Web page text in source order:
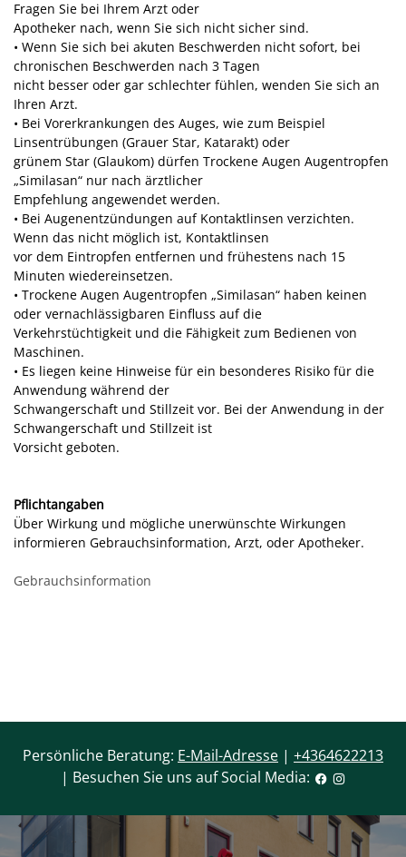
Fragen Sie bei Ihrem Arzt oder
Apotheker nach, wenn Sie sich nicht sicher sind.
• Wenn Sie sich bei akuten Beschwerden nicht sofort, bei
chronischen Beschwerden nach 3 Tagen
nicht besser oder gar schlechter fühlen, wenden Sie sich an
Ihren Arzt.
• Bei Vorerkrankungen des Auges, wie zum Beispiel
Linsentrübungen (Grauer Star, Katarakt) oder
grünem Star (Glaukom) dürfen Trockene Augen Augentropfen
„Similasan“ nur nach ärztlicher
Empfehlung angewendet werden.
• Bei Augenentzündungen auf Kontaktlinsen verzichten.
Wenn das nicht möglich ist, Kontaktlinsen
vor dem Eintropfen entfernen und frühestens nach 15
Minuten wiedereinsetzen.
• Trockene Augen Augentropfen „Similasan“ haben keinen
oder vernachlässigbaren Einfluss auf die
Verkehrstüchtigkeit und die Fähigkeit zum Bedienen von
Maschinen.
• Es liegen keine Hinweise für ein besonderes Risiko für die
Anwendung während der
Schwangerschaft und Stillzeit vor. Bei der Anwendung in der
Schwangerschaft und Stillzeit ist
Vorsicht geboten.
Pflichtangaben
Über Wirkung und mögliche unerwünschte Wirkungen
informieren Gebrauchsinformation, Arzt, oder Apotheker.
Gebrauchsinformation
Persönliche Beratung: E-Mail-Adresse | +4364622213
| Besuchen Sie uns auf Social Media: